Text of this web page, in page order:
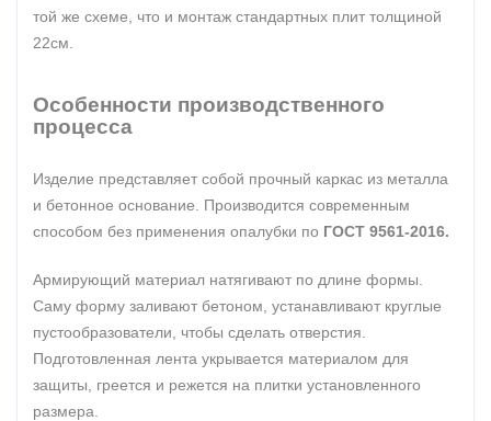
той же схеме, что и монтаж стандартных плит толщиной
22см.
Особенности производственного
процесса
Изделие представляет собой прочный каркас из металла
и бетонное основание. Производится современным
способом без применения опалубки по ГОСТ 9561-2016.
Армирующий материал натягивают по длине формы.
Саму форму заливают бетоном, устанавливают круглые
пустообразователи, чтобы сделать отверстия.
Подготовленная лента укрывается материалом для
защиты, греется и режется на плитки установленного
размера.